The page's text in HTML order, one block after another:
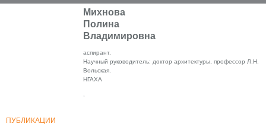
Михнова
Полина
Владимировна
аспирант.
Научный руководитель: доктор архитектуры, профессор Л.Н.
Вольская.
НГАХА
ПУБЛИКАЦИИ